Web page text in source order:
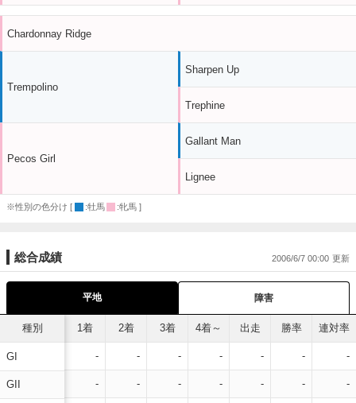
Chardonnay Ridge
Trempolino
Pecos Girl
Sharpen Up
Trephine
Gallant Man
Lignee
※性別の色分け [ :牡馬 :牝馬 ]
総合成績 2006/6/7 00:00
平地 障害
種別
GI
GII
1着 2着 3着 4着～ 出走 勝率 連対率
- - - - - - -
- - - - - - -